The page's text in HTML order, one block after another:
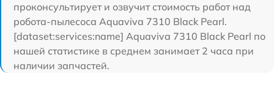
проконсультирует и озвучит стоимость работ над
робота-пылесоса Aquaviva 7310 Black Pearl.
[dataset:services:name] Aquaviva 7310 Black Pearl по
нашей статистике в среднем занимает 2 часа при
наличии запчастей.